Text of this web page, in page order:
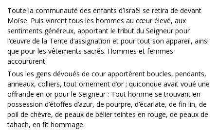
Toute la communauté des enfants d’Israël se retira de devant
Moïse. Puis vinrent tous les hommes au cœur élevé, aux
sentiments généreux, apportant le tribut du Seigneur pour
l’œuvre de la Tente d’assignation et pour tout son appareil, ainsi
que pour les vêtements sacrés. Hommes et femmes
accoururent.
Tous les gens dévoués de cour apportèrent boucles, pendants,
anneaux, colliers, tout ornement d’or ; quiconque avait voué une
offrande en or pour le Seigneur : Tout homme se trouvant en
possession d’étoffes d’azur, de pourpre, d’écarlate, de fin lin, de
poil de chèvre, de peaux de bélier teintes en rouge, de peaux de
tahach, en fit hommage.